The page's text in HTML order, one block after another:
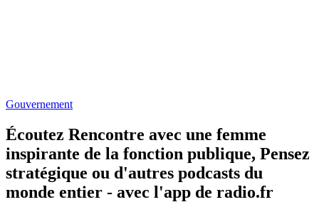
Gouvernement
Écoutez Rencontre avec une femme
inspirante de la fonction publique, Pensez
stratégique ou d'autres podcasts du
monde entier - avec l'app de radio.fr